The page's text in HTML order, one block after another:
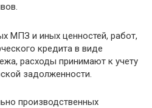
МПЗ и иных ценностей, работ,
кредита в виде
расходы принимают к учету
задолженности.
производственных